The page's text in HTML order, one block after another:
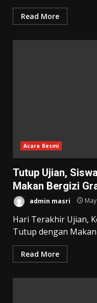
Read More
Acara Resmi
Tutup Ujian,
Makan Bergizi
admin masri
Hari Terakhir Ujian,
Tutup dengan
Read More